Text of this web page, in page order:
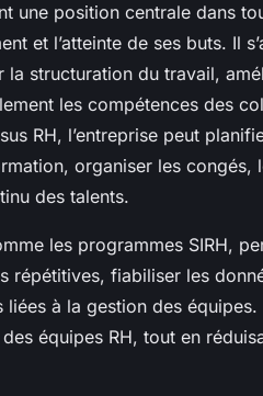
une position centrale dans
et l’atteinte de ses buts. Il
structuration du travail,
les compétences des
RH, l’entreprise peut
organiser les congés,
des talents.
les programmes SIRH,
répétitives, fiabiliser les
à la gestion des
équipes RH, tout en